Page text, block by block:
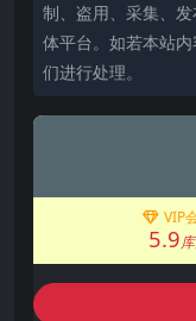
制、盗用、采集、
体平台。如若本站
们进行处理。
VIP
5.9